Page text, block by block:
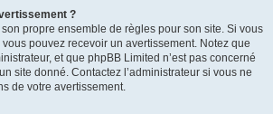
?
propre ensemble de règles pour son site. Si vous
pouvez recevoir un avertissement. Notez que
et que phpBB Limited n’est pas concerné
site donné. Contactez l’administrateur si vous ne
de votre avertissement.